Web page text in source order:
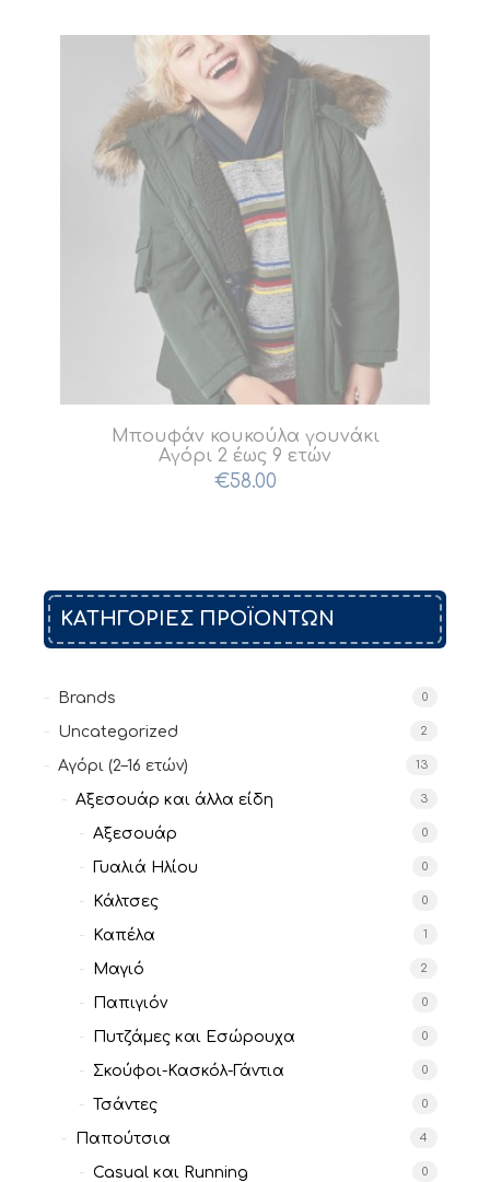
Λίστα
Επιθυμιών
Μπουφάν κουκούλα γουνάκι
Αγόρι 2 έως 9 ετών
€58.00
Προσθήκη
Επιθυμιών
ΚΑΤΗΓΟΡΙΕΣ ΠΡΟΪΟΝΤΩΝ
Brands 0
Uncategorized 2
Αγόρι (2–16 ετών) 13
Αξεσουάρ και άλλα είδη 3
Αξεσουάρ 0
Γυαλιά Ηλίου 0
Κάλτσες 0
Καπέλα 1
Μαγιό 2
Παπιγιόν 0
Πυτζάμες και Εσώρουχα 0
Σκούφοι-Κασκόλ-Γάντια 0
Τσάντες 0
Παπούτσια 4
Casual και Running 0